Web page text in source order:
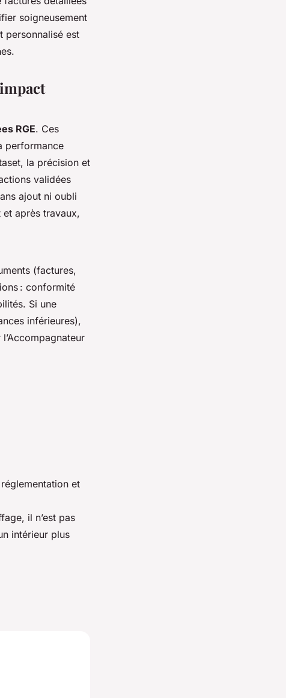
soigneusement
personnalisé est
RGE. Ces
performance
la précision et
validées
ajout ni oubli
après travaux,
(factures,
: conformité
Si une
inférieures),
et
il n’est pas
intérieur plus